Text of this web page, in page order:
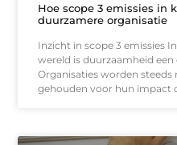
Hoe scope 3 emissies in
duurzamere organisatie
Inzicht in scope 3 emissies
wereld is duurzaamheid
Organisaties worden
gehouden voor hun impact